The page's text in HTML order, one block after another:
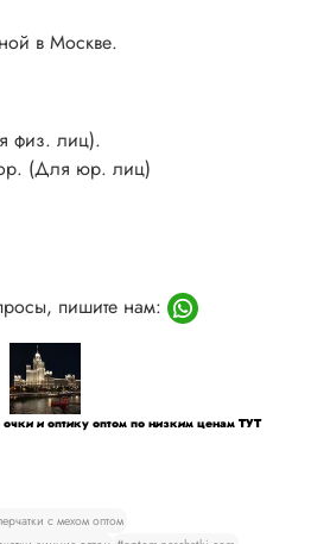
в Москве.
физ. лиц).
(Для юр. лиц)
пишите нам:
и оптику оптом по низким ценам ТУТ
с мехом оптом